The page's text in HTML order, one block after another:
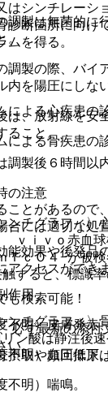
製は無菌的に
。
製の際、バイ
を陽圧にしな
、放射線を安
ること。
製後６時間以
の注意
チグラフィ〉
ｖｉｖｏ赤血球
ＴｃＯ４−が被
すると、標識
チグラフィ〉
ン酸は静注後
摂取や頻回排尿
はシンチレーシ
診断箇所に向け
を得る。
よる心疾患の
よる骨疾患の診
ことがあるので
合には適切な処
作用
明）皮膚発赤
明）血圧低下
明）喘鳴。
能効果や後発品
アクセスができ
も検索可能！
必ず最新の添付
い。